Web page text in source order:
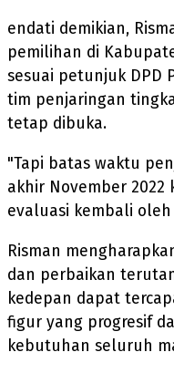
endati demikian,
pemilihan di
sesuai petunjuk DPD
tim penjaringan
tetap dibuka.
"Tapi batas waktu
akhir November
evaluasi kembali oleh
Risman
dan perbaikan
kedepan dapat
figur yang progresif
kebutuhan seluruh